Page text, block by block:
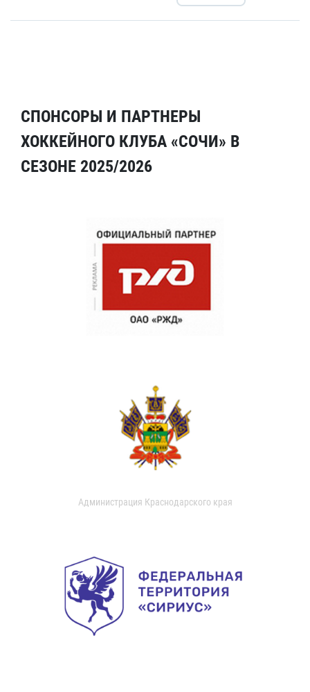
СПОНСОРЫ И ПАРТНЕРЫ
ХОККЕЙНОГО КЛУБА «СОЧИ» В
СЕЗОНЕ 2025/2026
Администрация Краснодарского края